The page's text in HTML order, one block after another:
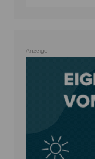
Anzeige